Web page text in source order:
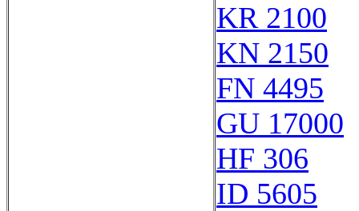
KR 2100
KN 2150
FN 4495
GU 17000
HF 306
ID 5605